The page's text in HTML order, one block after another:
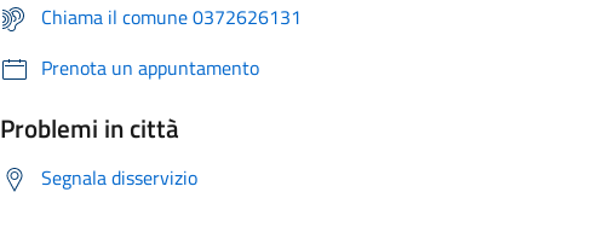
Chiama il comune 0372626131
Prenota un appuntamento
Problemi in città
Segnala disservizio